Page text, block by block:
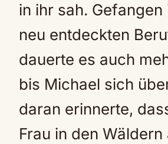
in ihr sah. Gefangen
neu entdeckten
dauerte es auch
bis Michael sich
daran erinnerte,
Frau in den Wäldern